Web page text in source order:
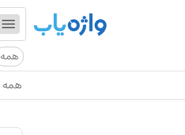
همه
همه